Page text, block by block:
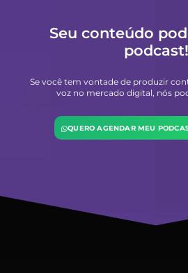
Seu conteúdo
podcast!
Se você tem vontade de produzir
voz no mercado digital, nós
QUERO AGENDAR MEU